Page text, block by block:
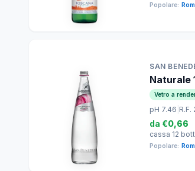
Popolare:
SAN
Naturale
Vetro a
pH 7.46 R.F.
da €0,66
cassa 12
Popolare: